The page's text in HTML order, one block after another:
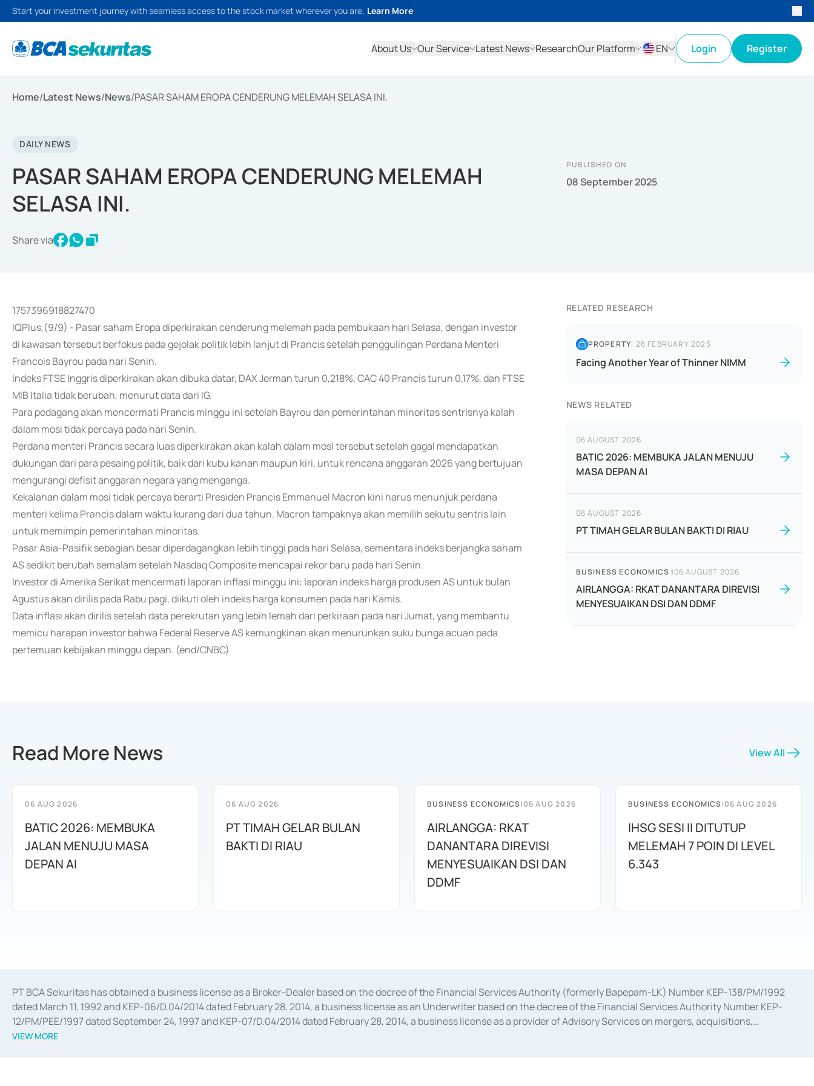
Start your investment journey with seamless access to the stock market wherever you are. Learn More
About Us Our Service Latest News ResearchOur Platform
EN
Login Register
Home/Latest News/News/PASAR SAHAM EROPA CENDERUNG MELEMAH SELASA INI.
DAILY NEWS
PASAR SAHAM EROPA CENDERUNG MELEMAH
SELASA INI.
Share via
PUBLISHED ON
08 September 2025
1757396918827470
IQPlus,(9/9) - Pasar saham Eropa diperkirakan cenderung melemah pada pembukaan hari Selasa, dengan investor
di kawasan tersebut berfokus pada gejolak politik lebih lanjut di Prancis setelah penggulingan Perdana Menteri
Francois Bayrou pada hari Senin.
Indeks FTSE Inggris diperkirakan akan dibuka datar, DAX Jerman turun 0,218%, CAC 40 Prancis turun 0,17%, dan FTSE
MIB Italia tidak berubah, menurut data dari IG.
Para pedagang akan mencermati Prancis minggu ini setelah Bayrou dan pemerintahan minoritas sentrisnya kalah
dalam mosi tidak percaya pada hari Senin.
Perdana menteri Prancis secara luas diperkirakan akan kalah dalam mosi tersebut setelah gagal mendapatkan
dukungan dari para pesaing politik, baik dari kubu kanan maupun kiri, untuk rencana anggaran 2026 yang bertujuan
mengurangi defisit anggaran negara yang menganga.
Kekalahan dalam mosi tidak percaya berarti Presiden Prancis Emmanuel Macron kini harus menunjuk perdana
menteri kelima Prancis dalam waktu kurang dari dua tahun. Macron tampaknya akan memilih sekutu sentris lain
untuk memimpin pemerintahan minoritas.
Pasar Asia-Pasifik sebagian besar diperdagangkan lebih tinggi pada hari Selasa, sementara indeks berjangka saham
AS sedikit berubah semalam setelah Nasdaq Composite mencapai rekor baru pada hari Senin.
Investor di Amerika Serikat mencermati laporan inflasi minggu ini: laporan indeks harga produsen AS untuk bulan
Agustus akan dirilis pada Rabu pagi, diikuti oleh indeks harga konsumen pada hari Kamis.
Data inflasi akan dirilis setelah data perekrutan yang lebih lemah dari perkiraan pada hari Jumat, yang membantu
memicu harapan investor bahwa Federal Reserve AS kemungkinan akan menurunkan suku bunga acuan pada
pertemuan kebijakan minggu depan. (end/CNBC)
RELATED RESEARCH
PROPERTY| 28 FEBRUARY 2025
Facing Another Year of Thinner NIMM
NEWS RELATED
06 AUGUST 2026
BATIC 2026: MEMBUKA JALAN MENUJU
MASA DEPAN AI
06 AUGUST 2026
PT TIMAH GELAR BULAN BAKTI DI RIAU
BUSINESS ECONOMICS |06 AUGUST 2026
AIRLANGGA: RKAT DANANTARA DIREVISI
MENYESUAIKAN DSI DAN DDMF
Read More News View All
06 AUG 2026
BATIC 2026: MEMBUKA
JALAN MENUJU MASA
DEPAN AI
06 AUG 2026
PT TIMAH GELAR BULAN
BAKTI DI RIAU
BUSINESS ECONOMICS|06 AUG 2026
AIRLANGGA: RKAT
DANANTARA DIREVISI
MENYESUAIKAN DSI DAN
DDMF
BUSINESS ECONOMICS|06 AUG 2026
IHSG SESI II DITUTUP
MELEMAH 7 POIN DI LEVEL
6.343
PT BCA Sekuritas has obtained a business license as a Broker-Dealer based on the decree of the Financial Services Authority (formerly Bapepam-LK) Number KEP-138/PM/1992
dated March 11, 1992 and KEP-06/D.04/2014 dated February 28, 2014, a business license as an Underwriter based on the decree of the Financial Services Authority Number KEP-
12/PM/PEE/1997 dated September 24, 1997 and KEP-07/D.04/2014 dated February 28, 2014, a business license as a provider of Advisory Services on mergers, acquisitions,
divestments, and joint ventures based on the decree of the Financial Services Authority Number S-67/PM.21/2014 dated February 28, 2014, a business license as a provider of
VIEW MORE